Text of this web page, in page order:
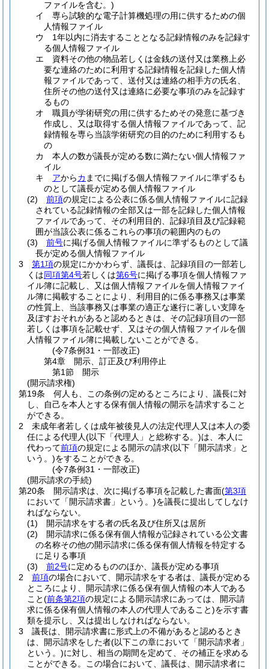
ファイルを含む。)
イ
専ら試験的な電子計算機処理の用に供するための個
人情報ファイル
ウ
1年以内に消去することとなる記録情報のみを記録す
る個人情報ファイル
エ
資料その他の物品若しくは金銭の送付又は業務上必
要な連絡のために利用する記録情報を記録した個人情
報ファイルであって、送付又は連絡の相手方の氏名、
住所その他の送付又は連絡に必要な事項のみを記録す
るもの
オ
職員が学術研究の用に供するためその発意に基づき
作成し、又は取得する個人情報ファイルであって、記
録情報を専ら当該学術研究の目的のために利用するも
の
カ
本人の数が議長が定める数に満たない個人情報ファ
イル
キ
アからカ までに掲げる個人情報ファイルに準ずるも
のとして議長が定める個人情報ファイル
(2)
前項の規定による公表に係る個人情報ファイルに記録
されている記録情報の全部又は一部を記録した個人情報
ファイルであって、その利用目的、記録項目及び記録範
囲が当該公表に係るこれらの事項の範囲内のもの
(3)
前号に掲げる個人情報ファイルに準ずるものとして議
長が定める個人情報ファイル
3
第1項の規定にかかわらず、議長は、記録項目の一部若し
くは同項第4号若しくは第6号に掲げる事項を個人情報ファ
イル簿に記載し、又は個人情報ファイルを個人情報ファイ
ル簿に掲載することにより、利用目的に係る事務又は事業
の性質上、当該事務又は事業の適正な遂行に著しい支障を
及ぼすおそれがあると認めるときは、その記録項目の一部
若しくは事項を記載せず、又はその個人情報ファイルを個
人情報ファイル簿に掲載しないことができる。
(令7条例31・一部改正)
第4章
開示、訂正及び利用停止
第1節
開示
(開示請求権)
第19条
何人も、この条例の定めるところにより、議長に対
し、自己を本人とする保有個人情報の開示を請求すること
ができる。
2
未成年者若しくは成年被後見人の法定代理人又は本人の委
任による代理人(以下「代理人」と総称する。)は、本人に
代わって前項の規定による開示の請求(以下「開示請求」と
いう。)をすることができる。
(令7条例31・一部改正)
(開示請求の手続)
第20条
開示請求は、次に掲げる事項を記載した書面(第3項
において「開示請求書」という。)を議長に提出してしなけ
ればならない。
(1)
開示請求をする者の氏名及び住所又は居所
(2)
開示請求に係る保有個人情報が記録されている公文書
の名称その他の開示請求に係る保有個人情報を特定する
に足りる事項
(3)
前2号に定めるもののほか、議長が定める事項
2
前項の場合において、開示請求をする者は、議長が定める
ところにより、開示請求に係る保有個人情報の本人である
こと(前条第2項の規定による開示請求にあっては、開示請
求に係る保有個人情報の本人の代理人であること)を示す書
類を提示し、又は提出しなければならない。
3
議長は、開示請求書に形式上の不備があると認めるとき
は、開示請求をした者(以下この章において「開示請求者」
という。)に対し、相当の期間を定めて、その補正を求める
ことができる。
この場合において、議長は、開示請求者に